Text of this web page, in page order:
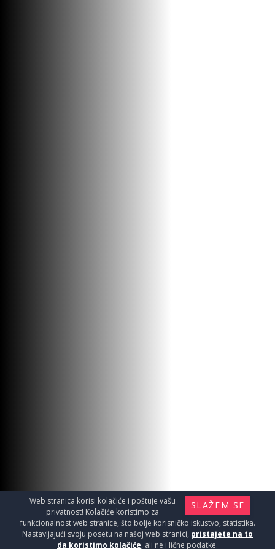
SLAŽEM SE
Web stranica korisi kolačiće i poštuje vašu
privatnost! Kolačiće koristimo za
funkcionalnost web stranice, što bolje korisničko iskustvo, statistika.
Nastavljajući svoju posetu na našoj web stranici, pristajete na to
da koristimo kolačiće, ali ne i lične podatke.